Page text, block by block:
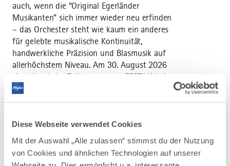
Diese Webseite verwendet Cookies
Mit der Auswahl „Alle zulassen“ stimmst du der Nutzung
von Cookies und ähnlichen Technologien auf unserer
auch, wenn die “Original Egerländer
Musikanten” sich immer wieder neu erfinden
– das Orchester steht wie kaum ein anderes
für gelebte musikalische Kontinuität,
handwerkliche Präzision und Blasmusik auf
allerhöchstem Niveau. Am 30. August 2026
sind sie wieder Teil des sommerFESTIVALs in
Altusried! Seit der Gründung durch Ernst
Mosch im Jahr 1956 haben sich die „Original
Namen gemacht. Mosch prägte den
typischen, emotionalen und zugleich
swingenden Klang. Ernst Hutter führte das
Orchester während der letzten 25 Jahre mit